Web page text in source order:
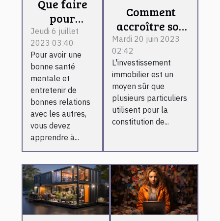
Que faire
pour
maîtriser
ses
émotions ?
Jeudi 6 juillet
2023 03:40
Pour avoir une
bonne santé
mentale et
entretenir de
bonnes relations
avec les autres,
vous devez
apprendre à...
Comment
accroître son
investissement
malgré la
variation des
taux du
secteur
immobilier ?
Mardi 20 juin 2023
02:42
L'investissement
immobilier est un
moyen sûr que
plusieurs particuliers
utilisent pour la
constitution de...